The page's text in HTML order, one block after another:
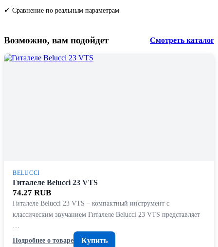
✓ Сравнение по реальным параметрам
Возможно, вам подойдет Смотреть каталог
BELUCCI
Гиталеле Belucci 23 VTS
74.27 RUB
Гиталеле Belucci 23 VTS – компактный инструмент с
классическим звучанием Гиталеле Belucci 23 VTS представляет
Подробнее о товаре
Купить